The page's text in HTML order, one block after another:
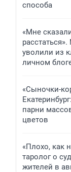
способа
«Мне
уволили из
личном
«Сыночки-
парни
цветов
«Плохо, как
таролог о
жителей в